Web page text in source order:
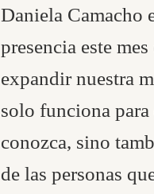
Daniela Camacho
presencia este
expandir nuestra
solo funciona
conozca, sino
de las personas